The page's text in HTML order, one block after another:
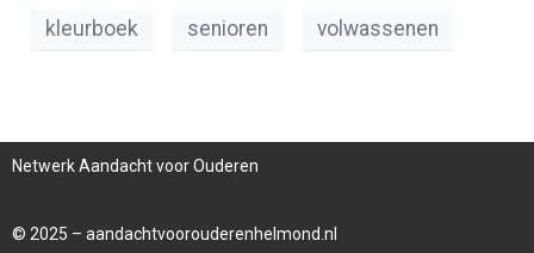
kleurboek senioren volwassenen
Netwerk Aandacht voor Ouderen
© 2025 – aandachtvoorouderenhelmond.nl